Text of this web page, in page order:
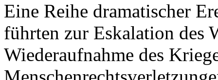
Eine Reihe dramatischer
führten zur Eskalation des
Wiederaufnahme des